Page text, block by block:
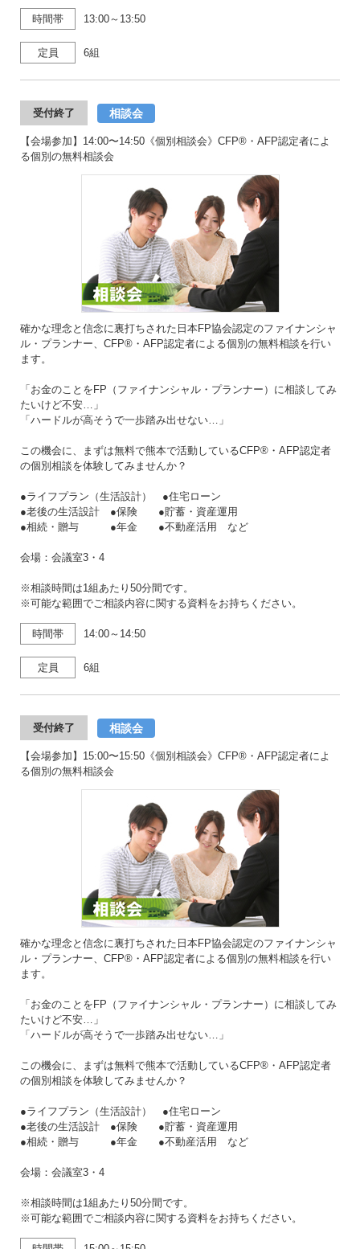
時間帯 13:00～13:50
定員 6組
受付終了 相談会
【会場参加】14:00〜14:50《個別相談会》CFP®・AFP認定者によ
る個別の無料相談会
確かな理念と信念に裏打ちされた日本FP協会認定のファイナンシャ
ル・プランナー、CFP®・AFP認定者による個別の無料相談を行い
ます。
「お金のことをFP（ファイナンシャル・プランナー）に相談してみ
たいけど不安…」
「ハードルが高そうで一歩踏み出せない…」
この機会に、まずは無料で熊本で活動しているCFP®・AFP認定者
の個別相談を体験してみませんか？
●ライフプラン（生活設計） ●住宅ローン
●老後の生活設計 ●保険 ●貯蓄・資産運用
●相続・贈与 ●年金 ●不動産活用 など
会場：会議室3・4
※相談時間は1組あたり50分間です。
※可能な範囲でご相談内容に関する資料をお持ちください。
時間帯 14:00～14:50
定員 6組
受付終了 相談会
【会場参加】15:00〜15:50《個別相談会》CFP®・AFP認定者によ
る個別の無料相談会
確かな理念と信念に裏打ちされた日本FP協会認定のファイナンシャ
ル・プランナー、CFP®・AFP認定者による個別の無料相談を行い
ます。
「お金のことをFP（ファイナンシャル・プランナー）に相談してみ
たいけど不安…」
「ハードルが高そうで一歩踏み出せない…」
この機会に、まずは無料で熊本で活動しているCFP®・AFP認定者
の個別相談を体験してみませんか？
●ライフプラン（生活設計） ●住宅ローン
●老後の生活設計 ●保険 ●貯蓄・資産運用
●相続・贈与 ●年金 ●不動産活用 など
会場：会議室3・4
※相談時間は1組あたり50分間です。
※可能な範囲でご相談内容に関する資料をお持ちください。